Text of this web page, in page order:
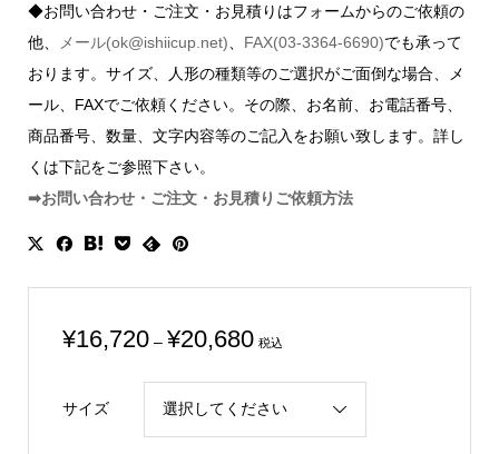
◆お問い合わせ・ご注文・お見積りはフォームからのご依頼の
他、
メール(ok@ishiicup.net) FAX(03-3364-6690)でも承って
おります。サイズ、人形の種類等のご選択がご面倒な場合、メ
ール、FAXでご依頼ください。その際、お名前、お電話番号、
商品番号、数量、文字内容等のご記入をお願い致します。詳し
くは下記をご参照下さい。
➡お問い合わせ・ご注文・お見積りご依頼方法
¥16,720 – ¥20,680価
税込
サイズ